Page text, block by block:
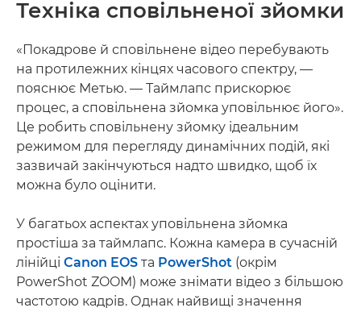
Техніка сповільненої зйомки
«Покадрове й сповільнене відео перебувають
на протилежних кінцях часового спектру, —
пояснює Метью. — Таймлапс прискорює
процес, а сповільнена зйомка уповільнює його».
Це робить сповільнену зйомку ідеальним
режимом для перегляду динамічних подій, які
зазвичай закінчуються надто швидко, щоб їх
можна було оцінити.
У багатьох аспектах уповільнена зйомка
простіша за таймлапс. Кожна камера в сучасній
лінійці Canon EOS та PowerShot (окрім
PowerShot ZOOM) може знімати відео з більшою
частотою кадрів. Однак найвищі значення